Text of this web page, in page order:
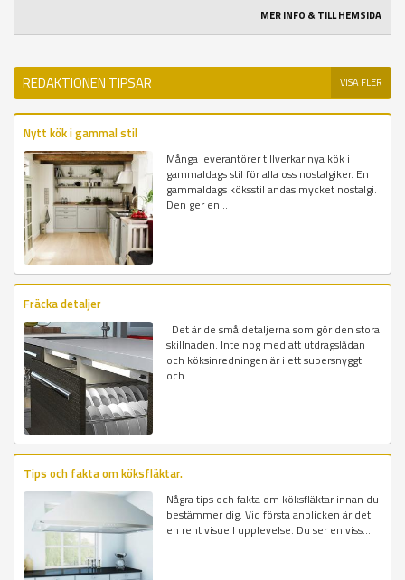
MER INFO & TILL HEMSIDA
REDAKTIONEN TIPSAR VISA FLER
Nytt kök i gammal stil
Många leverantörer tillverkar nya kök i
gammaldags stil för alla oss nostalgiker. En
gammaldags köksstil andas mycket nostalgi.
Den ger en...
Fräcka detaljer
Det är de små detaljerna som gör den stora
skillnaden. Inte nog med att utdragslådan
och köksinredningen är i ett supersnyggt
och...
Tips och fakta om köksfläktar.
Några tips och fakta om köksfläktar innan du
bestämmer dig. Vid första anblicken är det
en rent visuell upplevelse. Du ser en viss...